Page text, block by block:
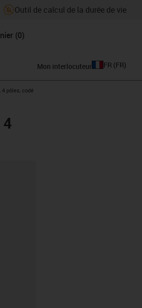
Outil de calcul de la durée de vie
(0)
Mon interlocuteur FR (FR)
pôles, codé